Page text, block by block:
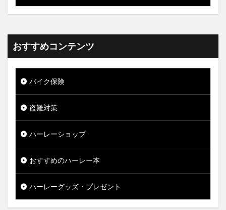
おすすめコンテンツ
バイク保険
盗難対策
ハーレーショップ
おすすめのハーレー本
ハーレーグッズ・プレゼント